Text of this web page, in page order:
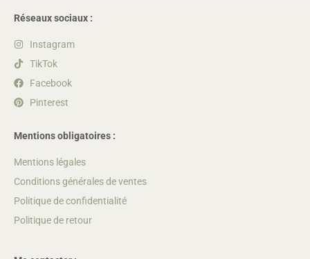
Réseaux sociaux :
Instagram
TikTok
Facebook
Pinterest
Mentions obligatoires :
Mentions légales
Conditions générales de ventes
Politique de confidentialité
Politique de retour